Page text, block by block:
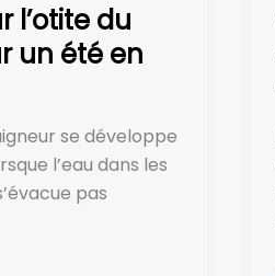
l’otite du
un été en
se développe
l’eau dans les
pas